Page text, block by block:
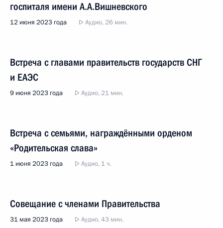
госпиталя имени А.А.Вишневского
12 июня 2023 года Аудио, 26 мин.
Встреча с главами правительств государств СНГ
и ЕАЭС
9 июня 2023 года Аудио, 21 мин.
Встреча с семьями, награждёнными орденом
«Родительская слава»
1 июня 2023 года Аудио, 1 ч.
Совещание с членами Правительства
31 мая 2023 года Аудио, 43 мин.